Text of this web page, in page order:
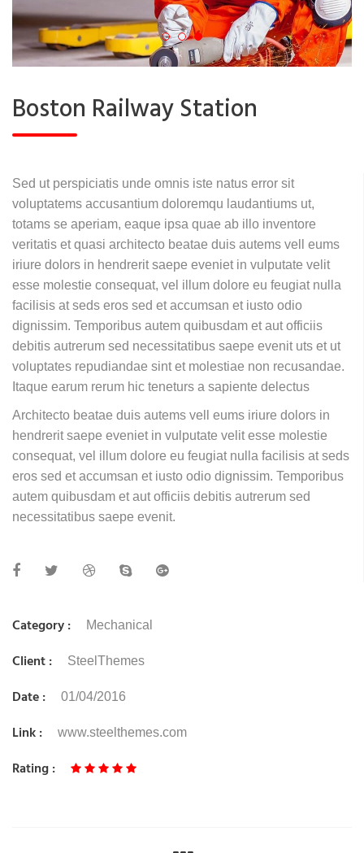
Boston Railway Station
Sed ut perspiciatis unde omnis iste natus error sit
voluptatems accusantium doloremqu laudantiums ut,
totams se aperiam, eaque ipsa quae ab illo inventore
veritatis et quasi architecto beatae duis autems vell eums
iriure dolors in hendrerit saepe eveniet in vulputate velit
esse molestie consequat, vel illum dolore eu feugiat nulla
facilisis at seds eros sed et accumsan et iusto odio
dignissim. Temporibus autem quibusdam et aut officiis
debitis autrerum sed necessitatibus saepe evenit uts et ut
voluptates repudiandae sint et molestiae non recusandae.
Itaque earum rerum hic teneturs a sapiente delectus
Architecto beatae duis autems vell eums iriure dolors in
hendrerit saepe eveniet in vulputate velit esse molestie
consequat, vel illum dolore eu feugiat nulla facilisis at seds
eros sed et accumsan et iusto odio dignissim. Temporibus
autem quibusdam et aut officiis debitis autrerum sed
necessitatibus saepe evenit.
Category : Mechanical
Client : SteelThemes
Date : 01/04/2016
Link : www.steelthemes.com
Rating :